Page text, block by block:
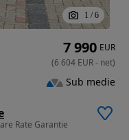
1 / 6
Rate Garantie
7 990 EUR
(6 604 EUR- net)
Sub medie